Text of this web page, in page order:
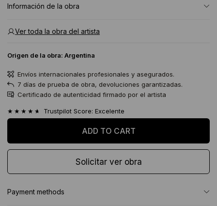
Información de la obra
Ver toda la obra del artista
Origen de la obra: Argentina
Envíos internacionales profesionales y asegurados.
7 días de prueba de obra, devoluciones garantizadas.
Certificado de autenticidad firmado por el artista
★★★★★ Trustpilot Score: Excelente
Solicitar ver obra
Payment methods